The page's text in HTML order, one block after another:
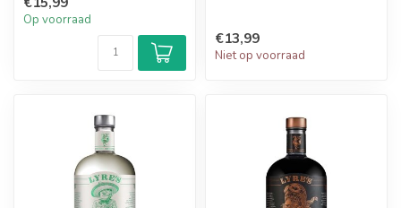
c...
Op voorraad
€13,99
Niet op voorraad